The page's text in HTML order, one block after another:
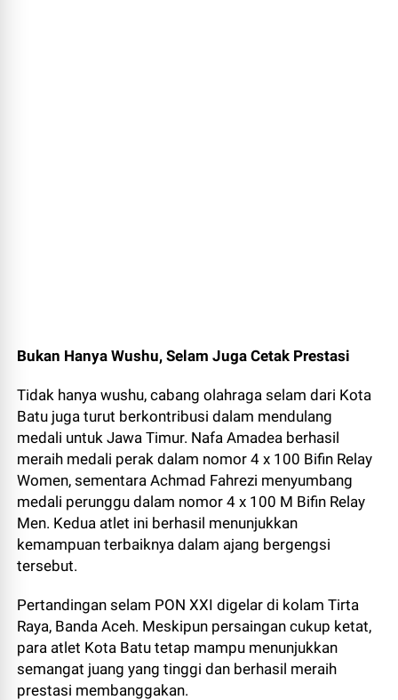
Bukan Hanya Wushu, Selam Juga Cetak Prestasi
Tidak hanya wushu, cabang olahraga selam dari Kota
Batu juga turut berkontribusi dalam mendulang
medali untuk Jawa Timur. Nafa Amadea berhasil
meraih medali perak dalam nomor 4 x 100 Bifin Relay
Women, sementara Achmad Fahrezi menyumbang
medali perunggu dalam nomor 4 x 100 M Bifin Relay
Men. Kedua atlet ini berhasil menunjukkan
kemampuan terbaiknya dalam ajang bergengsi
tersebut.
Pertandingan selam PON XXI digelar di kolam Tirta
Raya, Banda Aceh. Meskipun persaingan cukup ketat,
para atlet Kota Batu tetap mampu menunjukkan
semangat juang yang tinggi dan berhasil meraih
prestasi membanggakan.